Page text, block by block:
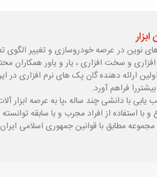
نوین در عرصه خودروسازی و تغییر
و سخت افزاری ، یار و یاور
ارائه دهنده گان پک های نرم افزاری
فراهم آورد.
یابی با دانشی چند ساله ،پابه عرصه ابزار
مطابق با قوانین جمهوری اسلامی